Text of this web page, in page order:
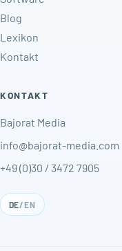
Blog
Lexikon
Kontakt
KONTAKT
Bajorat Media
info@bajorat-media.com
+49 (0)30 / 3472 7905
DE/EN